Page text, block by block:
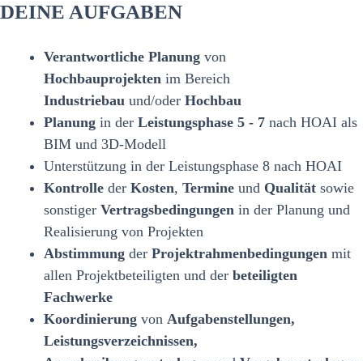
DEINE AUFGABEN
Verantwortliche Planung von
Hochbauprojekten im Bereich
Industriebau und/oder Hochbau
Planung in der Leistungsphase 5 - 7 nach HOAI als
BIM und 3D-Modell
Unterstützung in der Leistungsphase 8 nach HOAI
Kontrolle der Kosten, Termine und Qualität sowie
sonstiger Vertragsbedingungen in der Planung und
Realisierung von Projekten
Abstimmung der Projektrahmenbedingungen mit
allen Projektbeteiligten und der beteiligten
Fachwerke
Koordinierung von Aufgabenstellungen,
Leistungsverzeichnissen,